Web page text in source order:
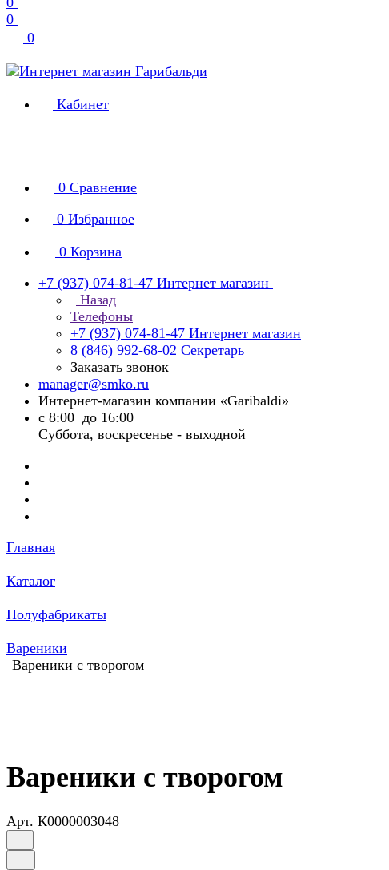
0
0
Кабинет
0 Сравнение
0 Избранное
0 Корзина
+7 (937) 074-81-47 Интернет магазин
Назад
Телефоны
+7 (937) 074-81-47 Интернет магазин
8 (846) 992-68-02 Секретарь
Заказать звонок
manager@smko.ru
Интернет-магазин компании «Garibaldi»
с 8:00 до 16:00
Суббота, воскресенье - выходной
Главная
Каталог
Полуфабрикаты
Вареники
Вареники с творогом
Вареники с творогом
Арт. К0000003048